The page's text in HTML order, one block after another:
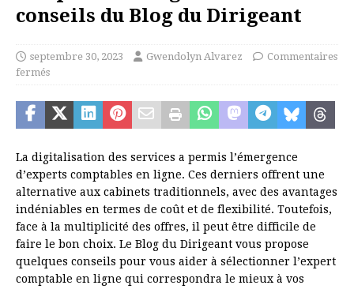
conseils du Blog du Dirigeant
septembre 30, 2023 Gwendolyn Alvarez
Commentaires
fermés
La digitalisation des services a permis l’émergence
d’experts comptables en ligne. Ces derniers offrent une
alternative aux cabinets traditionnels, avec des avantages
indéniables en termes de coût et de flexibilité. Toutefois,
face à la multiplicité des offres, il peut être difficile de
faire le bon choix. Le Blog du Dirigeant vous propose
quelques conseils pour vous aider à sélectionner l’expert
comptable en ligne qui correspondra le mieux à vos